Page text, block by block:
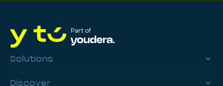
Solutions
Discover